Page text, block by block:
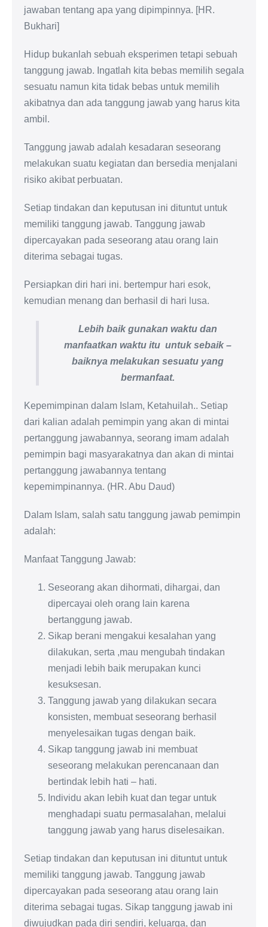
jawaban tentang apa yang dipimpinnya. [HR.
Bukhari]
Hidup bukanlah sebuah eksperimen tetapi sebuah
tanggung jawab. Ingatlah kita bebas memilih segala
sesuatu namun kita tidak bebas untuk memilih
akibatnya dan ada tanggung jawab yang harus kita
ambil.
Tanggung jawab adalah kesadaran seseorang
melakukan suatu kegiatan dan bersedia menjalani
risiko akibat perbuatan.
Setiap tindakan dan keputusan ini dituntut untuk
memiliki tanggung jawab. Tanggung jawab
dipercayakan pada seseorang atau orang lain
diterima sebagai tugas.
Persiapkan diri hari ini. bertempur hari esok,
kemudian menang dan berhasil di hari lusa.
Lebih baik gunakan waktu dan
manfaatkan waktu itu untuk sebaik –
baiknya melakukan sesuatu yang
bermanfaat.
Kepemimpinan dalam Islam, Ketahuilah.. Setiap
dari kalian adalah pemimpin yang akan di mintai
pertanggung jawabannya, seorang imam adalah
pemimpin bagi masyarakatnya dan akan di mintai
pertanggung jawabannya tentang
kepemimpinannya. (HR. Abu Daud)
Dalam Islam, salah satu tanggung jawab pemimpin
adalah:
Manfaat Tanggung Jawab:
Seseorang akan dihormati, dihargai, dan
dipercayai oleh orang lain karena
bertanggung jawab.
Sikap berani mengakui kesalahan yang
dilakukan, serta ,mau mengubah tindakan
menjadi lebih baik merupakan kunci
kesuksesan.
Tanggung jawab yang dilakukan secara
konsisten, membuat seseorang berhasil
menyelesaikan tugas dengan baik.
Sikap tanggung jawab ini membuat
seseorang melakukan perencanaan dan
bertindak lebih hati – hati.
Individu akan lebih kuat dan tegar untuk
menghadapi suatu permasalahan, melalui
tanggung jawab yang harus diselesaikan.
Setiap tindakan dan keputusan ini dituntut untuk
memiliki tanggung jawab. Tanggung jawab
dipercayakan pada seseorang atau orang lain
diterima sebagai tugas. Sikap tanggung jawab ini
diwujudkan pada diri sendiri, keluarga, dan